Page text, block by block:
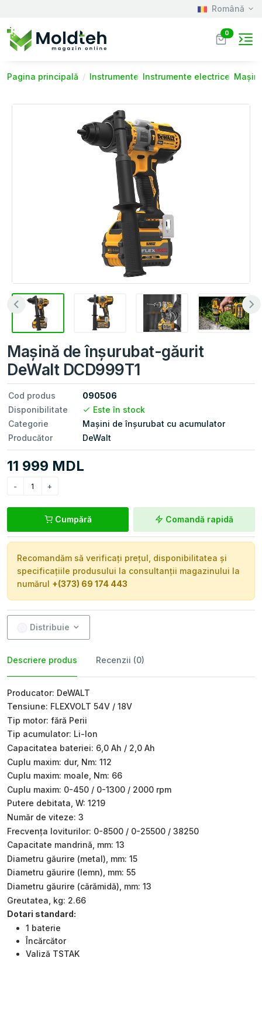
Română
0
Pagina principală Instrumente Instrumente electrice
Mașină de înșurubat-găurit
DeWalt DCD999T1
Cod produs
090506
Disponibilitate
Este în stock
Categorie
Mașini de înşurubat cu acumulator
Producător
DeWalt
11 999 MDL
Cumpără Comandă rapidă
Recomandăm să verificați prețul, disponibilitatea și
specificațiile produsului la consultanții magazinului la
numărul +(373) 69 174 443
Distribuie
Descriere produs Recenzii (0)
Producator: DeWALT
Tensiune: FLEXVOLT 54V / 18V
Tip motor: fără Perii
Tip acumulator: Li-Ion
Capacitatea bateriei: 6,0 Ah / 2,0 Ah
Cuplu maxim: dur, Nm: 112
Cuplu maxim: moale, Nm: 66
Cuplu maxim: 0-450 / 0-1300 / 2000 rpm
Putere debitata, W: 1219
Număr de viteze: 3
Frecvența loviturilor: 0-8500 / 0-25500 / 38250
Capacitate mandrină, mm: 13
Diametru găurire (metal), mm: 15
Diametru găurire (lemn), mm: 55
Diametru găurire (cărămidă), mm: 13
Greutatea, kg: 2.66
Dotari standard:
1 baterie
Încărcător
Valiză TSTAK